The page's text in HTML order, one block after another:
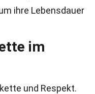
ihre Lebensdauer
im
und Respekt.